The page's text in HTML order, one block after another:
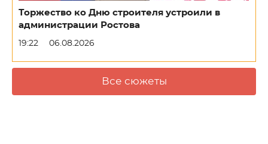
Торжество ко Дню строителя устроили в
администрации Ростова
19:22 06.08.2026
Все сюжеты